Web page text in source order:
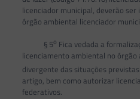
licenciador municipal, deverão
órgão ambiental licenciador
§ 5o Fica vedada a
licenciamento ambiental no órgão
divergente das situações
artigo, bem como autorizar
federativos.